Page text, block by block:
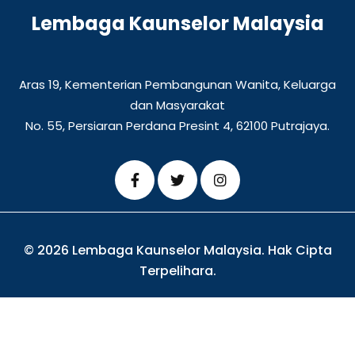
Lembaga Kaunselor Malaysia
Aras 19, Kementerian Pembangunan Wanita, Keluarga
dan Masyarakat
No. 55, Persiaran Perdana Presint 4, 62100 Putrajaya.
© 2026 Lembaga Kaunselor Malaysia. Hak Cipta
Terpelihara.